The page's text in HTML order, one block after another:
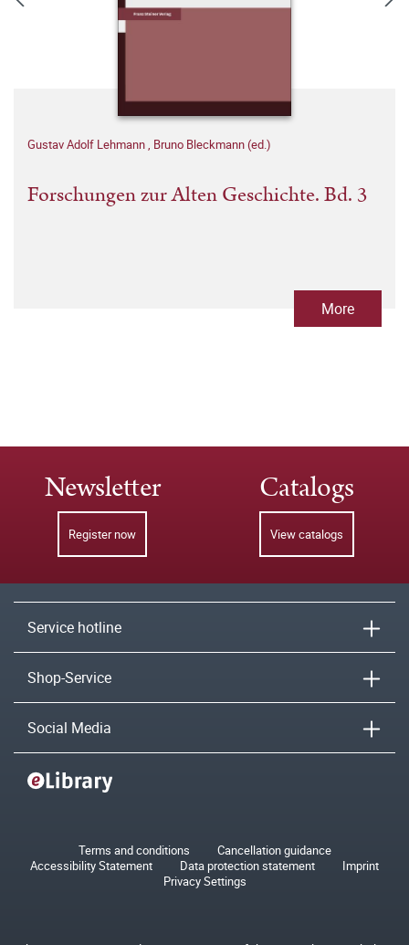
Gustav Adolf Lehmann, Bruno Bleckmann (ed.)
Forschungen zur Alten Geschichte. Bd. 3
More
Newsletter
Register now
Catalogs
View catalogs
Service hotline
Shop-Service
Social Media
Terms and conditions
Cancellation guidance
Accessibility Statement
Data protection statement
Imprint
Privacy Settings